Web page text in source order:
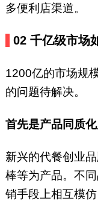
多便利店渠道。
02千亿级市场
1200亿的市场规
的问题待解决。
首先是产品同质化
新兴的代餐创业
棒等为产品。不
销手段上相互模